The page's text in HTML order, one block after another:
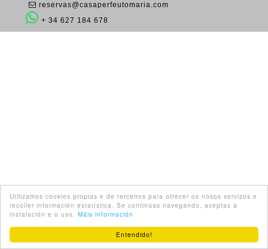
Entendido!
Utilizamos cookies propias e de terceiros para ofrecer os nosos servizos e
recoller información estatística. Se continúas navegando, aceptas a
instalación e o uso. Máis información
reservas@casaperfeutomaria.com
+ 34 627 184 678